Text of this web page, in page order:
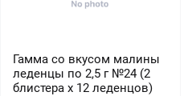
Гамма со вкусом малины
леденцы по 2,5 г №24 (2
блистера х 12 леденцов)